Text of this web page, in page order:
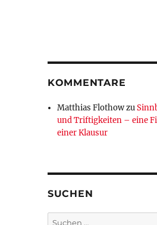
KOMMENTARE
Matthias Flothowzu
und Triftigkeiten – eine
einer Klausur
SUCHEN
Suchen